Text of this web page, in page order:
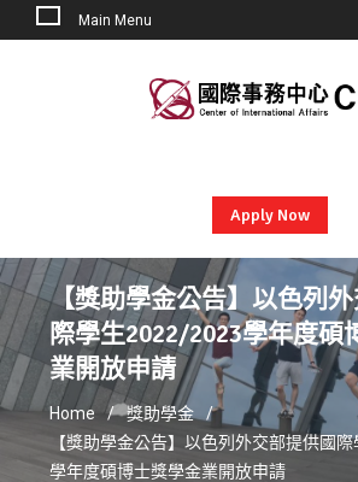
Main Menu
Apply Now
【獎助學金公告】以色列
際學生2022/2023學年度碩
業開放申請
Home
獎助學金
【獎助學金公告】以色列外交部提供國
學年度碩博士獎學金業開放申請